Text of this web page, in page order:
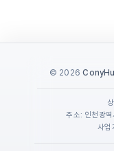
© 2026
주소: 인천광
사